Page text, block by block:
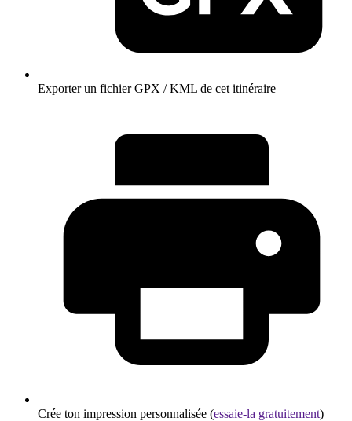
Exporter un fichier GPX / KML de cet itinéraire
Crée ton impression personnalisée (essaie-la gratuitement)